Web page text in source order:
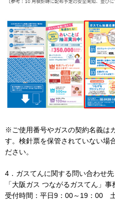
※ご使用番号やガスの契約名義は
す。検針票を保管されていない場
ださい。
4．ガスてんに関する問い合わせ先
「大阪ガス つながるガスてん」
受付時間：平日9：00～19：00